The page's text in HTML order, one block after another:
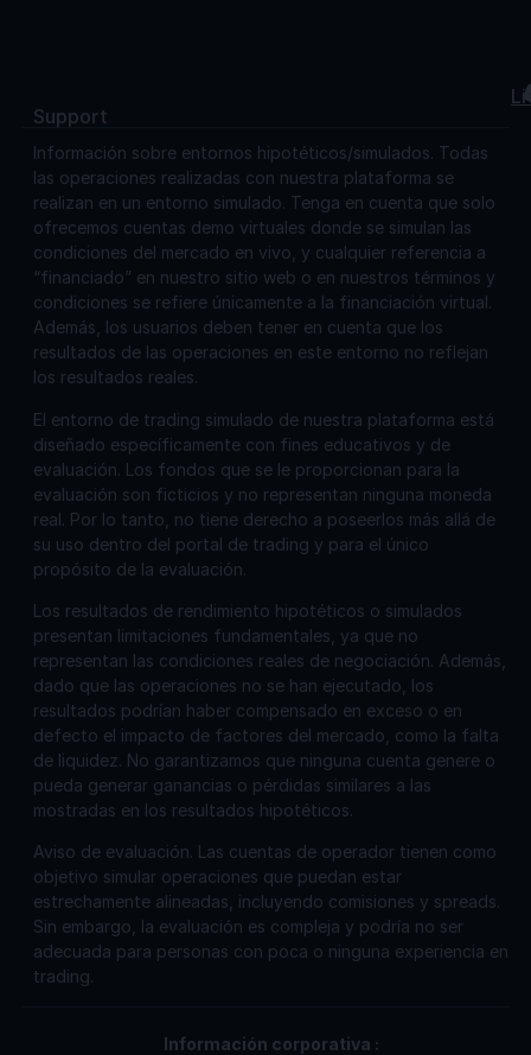
Support
Información sobre entornos hipotéticos/simulados. Todas
las operaciones realizadas con nuestra plataforma se
realizan en un entorno simulado. Tenga en cuenta que solo
ofrecemos cuentas demo virtuales donde se simulan las
condiciones del mercado en vivo, y cualquier referencia a
“financiado” en nuestro sitio web o en nuestros términos y
condiciones se refiere únicamente a la financiación virtual.
Además, los usuarios deben tener en cuenta que los
resultados de las operaciones en este entorno no reflejan
los resultados reales.
El entorno de trading simulado de nuestra plataforma está
diseñado específicamente con fines educativos y de
evaluación. Los fondos que se le proporcionan para la
evaluación son ficticios y no representan ninguna moneda
real. Por lo tanto, no tiene derecho a poseerlos más allá de
su uso dentro del portal de trading y para el único
propósito de la evaluación.
Los resultados de rendimiento hipotéticos o simulados
presentan limitaciones fundamentales, ya que no
representan las condiciones reales de negociación. Además,
dado que las operaciones no se han ejecutado, los
resultados podrían haber compensado en exceso o en
defecto el impacto de factores del mercado, como la falta
de liquidez. No garantizamos que ninguna cuenta genere o
pueda generar ganancias o pérdidas similares a las
mostradas en los resultados hipotéticos.
Aviso de evaluación. Las cuentas de operador tienen como
objetivo simular operaciones que puedan estar
estrechamente alineadas, incluyendo comisiones y spreads.
Sin embargo, la evaluación es compleja y podría no ser
adecuada para personas con poca o ninguna experiencia en
trading.
Información corporativa :